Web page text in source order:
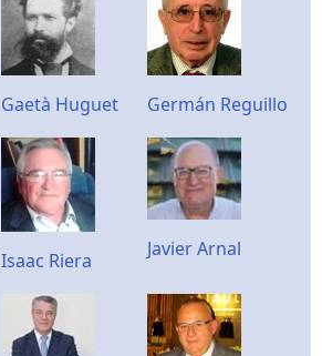
Gaetà Huguet Germán Reguillo
Isaac Riera Javier Arnal